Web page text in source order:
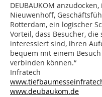
DEUBAUKOM
Nieuwenhoff,
Rotterdam, ein logischer
Vorteil, dass Besucher,
interessiert sind, ihren
bequem mit einem
verbinden können.“
Infratech
www.deubaukom.de